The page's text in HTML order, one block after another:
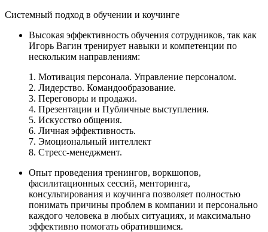
Системный подход в обучении и коучинге
Высокая эффективность обучения сотрудников, так как
Игорь Вагин тренирует навыки и компетенции по
нескольким направлениям:
1. Мотивация персонала. Управление персоналом.
2. Лидерство. Командообразование.
3. Переговоры и продажи.
4. Презентации и Публичные выступления.
5. Искусство общения.
6. Личная эффективность.
7. Эмоциональный интеллект
8. Стресс-менеджмент.
Опыт проведения тренингов, воркшопов,
фасилитационных сессий, менторинга,
консультирования и коучинга позволяет полностью
понимать причины проблем в компании и персонально
каждого человека в любых ситуациях, и максимально
эффективно помогать обратившимся.